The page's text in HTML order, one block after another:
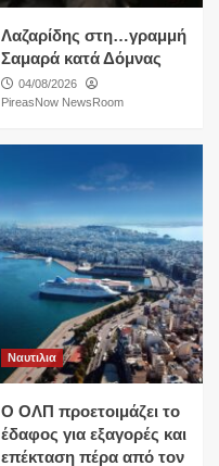
Λαζαρίδης στη…γραμμή
Σαμαρά κατά Δόμνας
04/08/2026
PireasNow NewsRoom
Ναυτιλια
O ΟΛΠ προετοιμάζει το
έδαφος για εξαγορές και
επέκταση πέρα από τον